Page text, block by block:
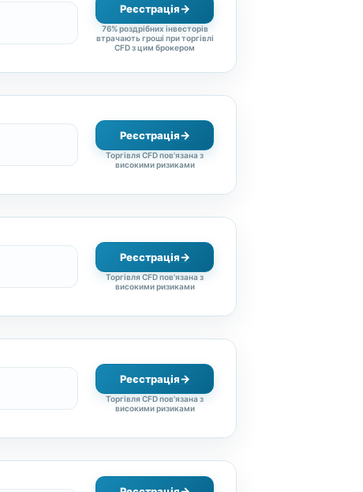
76% роздрібних інвесторів
втрачають гроші при торгівлі
CFD з цим брокером
Реєстрація
Торгівля CFD пов'язана з
високими ризиками
Реєстрація
Торгівля CFD пов'язана з
високими ризиками
Реєстрація
Торгівля CFD пов'язана з
високими ризиками
Реєстрація